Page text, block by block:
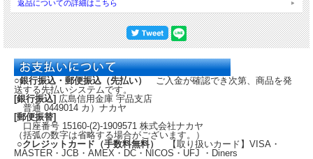
返品についての詳細はこちら
○銀行振込・郵便振込（先払い）
ご入金が確認でき次第、商品を発
送する先払いシステムです。
[銀行振込] 広島信用金庫 宇品支店
普通 0449014 カ）ナカヤ
[郵便振替]
口座番号 15160-(2)-1909571 株式会社ナカヤ
（括弧の数字は省略する場合がございます。）
○クレジットカード（手数料無料）
【取り扱いカード】VISA・
MASTER・JCB・AMEX・DC・NICOS・UFJ ・Diners